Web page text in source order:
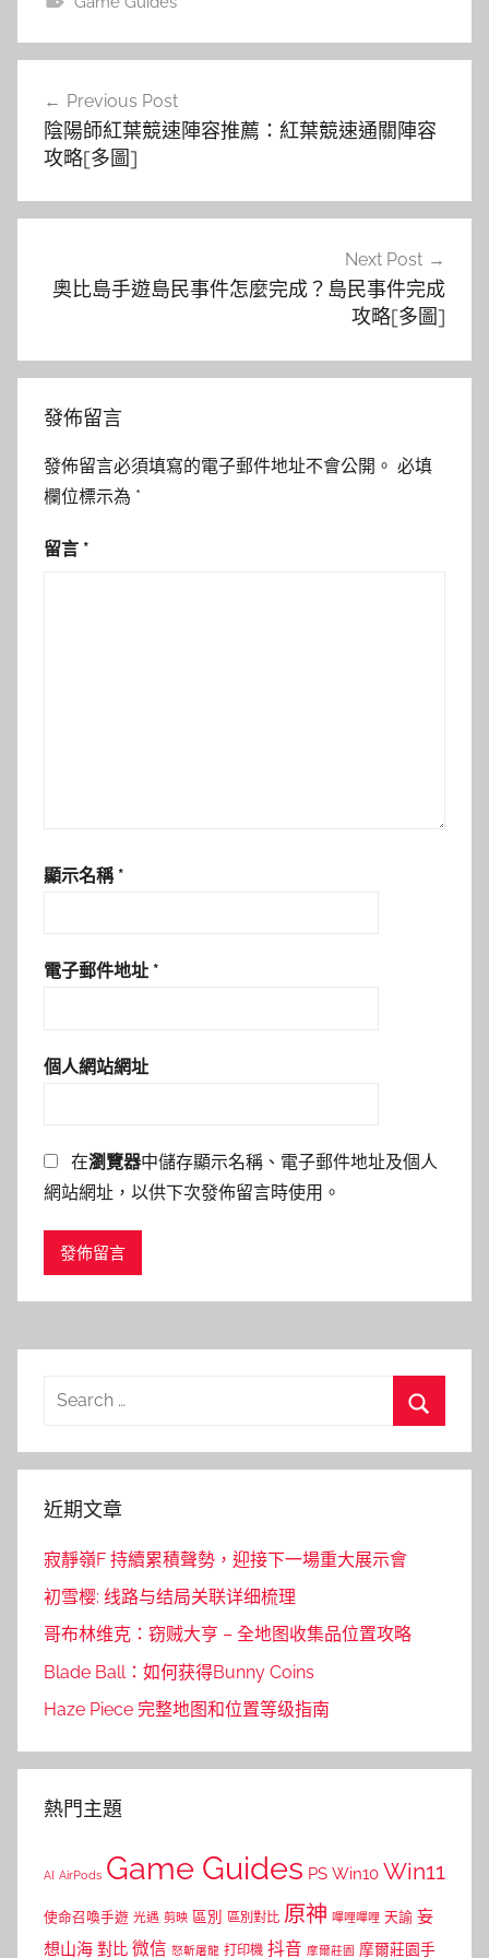
導
覽
Previous Post
陰陽師紅葉競速陣容推薦：紅葉競速通關陣容
攻略[多圖]
Next Post
奧比島手遊島民事件怎麼完成？島民事件完成
攻略[多圖]
發佈留言
發佈留言必須填寫的電子郵件地址不會公開。 必填
欄位標示為 *
留言 *
顯示名稱 *
電子郵件地址 *
個人網站網址
在瀏覽器中儲存顯示名稱、電子郵件地址及個人
網站網址，以供下次發佈留言時使用。
Search
近期文章
寂靜嶺F 持續累積聲勢，迎接下一場重大展示會
初雪樱: 线路与结局关联详细梳理
哥布林维克：窃贼大亨 – 全地图收集品位置攻略
Blade Ball：如何获得Bunny Coins
Haze Piece 完整地图和位置等级指南
熱門主題
AI AirPods Game Guides PS Win10 Win11
使命召喚手遊 光遇 剪映 區別 區別對比 原神 嗶哩嗶哩 天諭 妄
想山海 對比 微信 怒斬屠龍 打印機 抖音 摩爾莊園 摩爾莊園手